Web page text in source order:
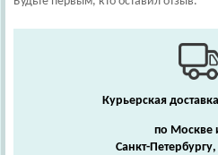
Курьерская
по Москве
Санкт-